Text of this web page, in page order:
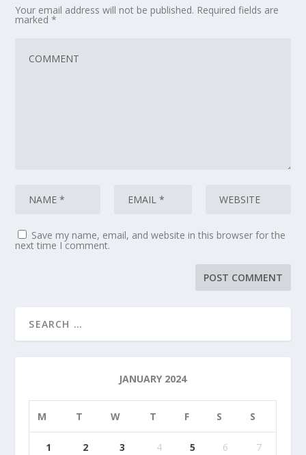
Your email address will not be published. Required fields are
marked*
Save my name, email, and website in this browser for the
next time I comment.
JANUARY 2024
M T W T F S S
1 2 3 4 5 6 7